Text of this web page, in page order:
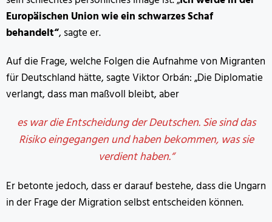
Europäischen Union wie ein schwarzes Schaf
behandelt“, sagte er.
Auf die Frage, welche Folgen die Aufnahme von Migranten
für Deutschland hätte, sagte Viktor Orbán: „Die Diplomatie
verlangt, dass man maßvoll bleibt, aber
es war die Entscheidung der Deutschen. Sie sind das
Risiko eingegangen und haben bekommen, was sie
verdient haben.“
Er betonte jedoch, dass er darauf bestehe, dass die Ungarn
in der Frage der Migration selbst entscheiden können.